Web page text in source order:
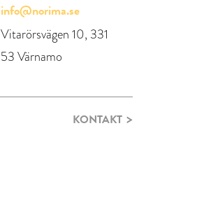
info@norima.se
Vitarörsvägen 10, 331
53 Värnamo
KONTAKT